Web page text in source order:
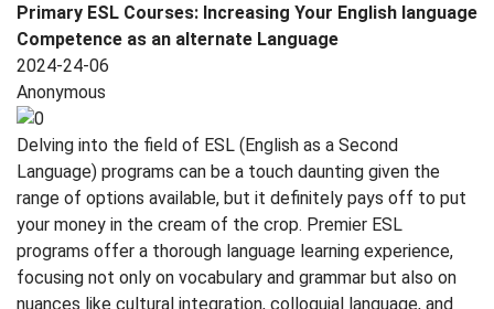
Primary ESL Courses: Increasing Your English language
Competence as an alternate Language
2024-24-06
Anonymous
Delving into the field of ESL (English as a Second
Language) programs can be a touch daunting given the
range of options available, but it definitely pays off to put
your money in the cream of the crop. Premier ESL
programs offer a thorough language learning experience,
focusing not only on vocabulary and grammar but also on
nuances like cultural integration, colloquial language, and